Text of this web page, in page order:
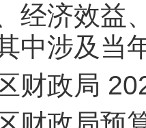
经济效益
中涉及当
财政局